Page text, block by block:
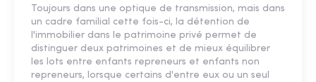
Toujours dans une optique de transmission, mais dans
un cadre familial cette fois-ci, la détention de
l'immobilier dans le patrimoine privé permet de
distinguer deux patrimoines et de mieux équilibrer
les lots entre enfants repreneurs et enfants non
repreneurs, lorsque certains d'entre eux ou un seul